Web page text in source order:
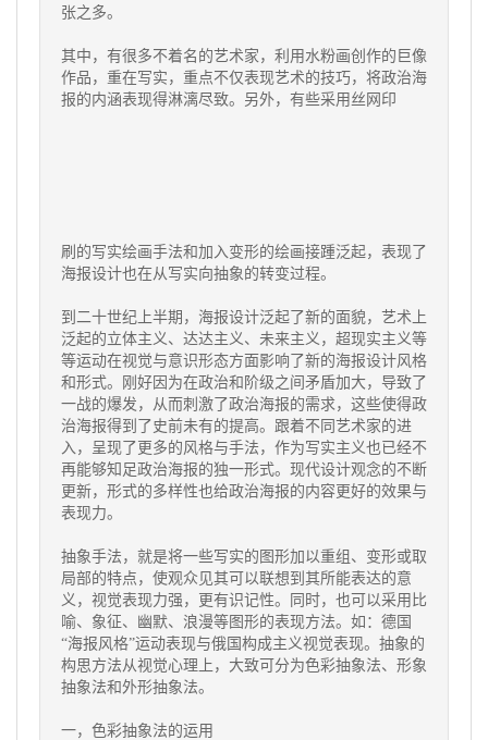
张之多。
其中，有很多不着名的艺术家，利用水粉画创作的巨像
作品，重在写实，重点不仅表现艺术的技巧，将政治海
报的内涵表现得淋漓尽致。另外，有些采用丝网印
刷的写实绘画手法和加入变形的绘画接踵泛起，表现了
海报设计也在从写实向抽象的转变过程。
到二十世纪上半期，海报设计泛起了新的面貌，艺术上
泛起的立体主义、达达主义、未来主义，超现实主义等
等运动在视觉与意识形态方面影响了新的海报设计风格
和形式。刚好因为在政治和阶级之间矛盾加大，导致了
一战的爆发，从而刺激了政治海报的需求，这些使得政
治海报得到了史前未有的提高。跟着不同艺术家的进
入，呈现了更多的风格与手法，作为写实主义也已经不
再能够知足政治海报的独一形式。现代设计观念的不断
更新，形式的多样性也给政治海报的内容更好的效果与
表现力。
抽象手法，就是将一些写实的图形加以重组、变形或取
局部的特点，使观众见其可以联想到其所能表达的意
义，视觉表现力强，更有识记性。同时，也可以采用比
喻、象征、幽默、浪漫等图形的表现方法。如：德国
“海报风格”运动表现与俄国构成主义视觉表现。抽象的
构思方法从视觉心理上，大致可分为色彩抽象法、形象
抽象法和外形抽象法。
一，色彩抽象法的运用